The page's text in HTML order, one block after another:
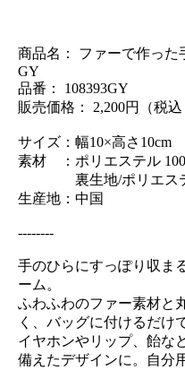
商品名： ファーで作っ
GY
品番： 108393GY
販売価格： 2,200円（税込
サイズ：幅10×高さ10cm
素材 ：ポリエステル
裏生地/ポリエステ
生産地：中国
--------
手のひらにすっぽり収ま
ーム。
ふわふわのファー素材と
く、バッグに付けるだけ
イヤホンやリップ、飴な
備えたデザインに。自分